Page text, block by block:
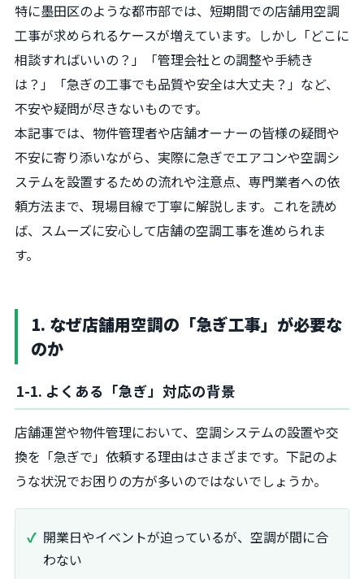
特に墨田区のような都市部では、短期間での店舗用空調
工事が求められるケースが増えています。しかし「どこに
相談すればいいの？」「管理会社との調整や手続き
は？」「急ぎの工事でも品質や安全は大丈夫？」など、
不安や疑問が尽きないものです。
本記事では、物件管理者や店舗オーナーの皆様の疑問や
不安に寄り添いながら、実際に急ぎでエアコンや空調シ
ステムを設置するための流れや注意点、専門業者への依
頼方法まで、現場目線で丁寧に解説します。これを読め
ば、スムーズに安心して店舗の空調工事を進められま
す。
1. なぜ店舗用空調の「急ぎ工事」が必要な
のか
1-1. よくある「急ぎ」対応の背景
店舗運営や物件管理において、空調システムの設置や交
換を「急ぎで」依頼する理由はさまざまです。下記のよ
うな状況でお困りの方が多いのではないでしょうか。
開業日やイベントが迫っているが、空調が間に合
わない